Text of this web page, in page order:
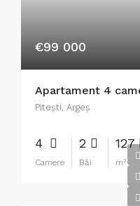
€99 000
Piteşti, Argeș
4
Camere
2
Băi
127
m²